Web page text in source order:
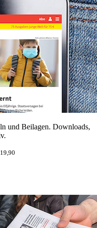
und Beilagen. Downloads,